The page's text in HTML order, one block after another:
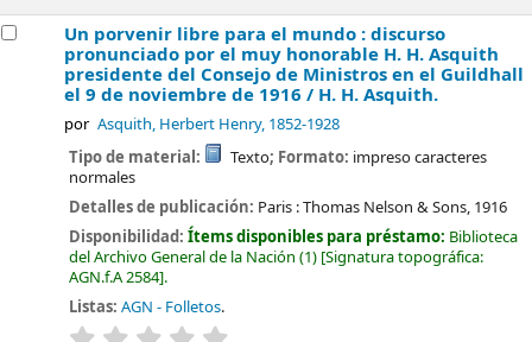
Un porvenir libre para el mundo : discurso
pronunciado por el muy honorable H. H. Asquith
presidente del Consejo de Ministros en el Guildhall
el 9 de noviembre de 1916 / H. H. Asquith.
por Asquith, Herbert Henry, 1852-1928
Tipo de material: Texto; Formato: impreso caracteres
normales
Detalles de publicación: Paris :Thomas Nelson & Sons, 1916
Disponibilidad:Ítems disponibles para préstamo: Biblioteca
del Archivo General de la Nación (1) Signatura topográfica:
AGN.f.A 2584 .
Listas: AGN - Folletos.
valoración